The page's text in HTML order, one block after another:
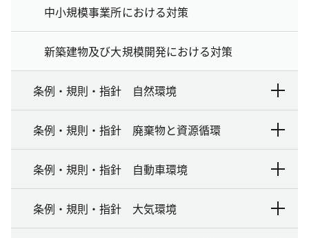
中小規模事業所における対策
新築建物及び大規模開発における対策
条例・規則・指針 自然環境
条例・規則・指針 廃棄物と資源循環
条例・規則・指針 自動車環境
条例・規則・指針 大気環境